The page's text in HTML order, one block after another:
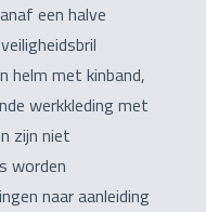
een halve
helm met kinband,
werkkleding met
zijn niet
worden
naar aanleiding